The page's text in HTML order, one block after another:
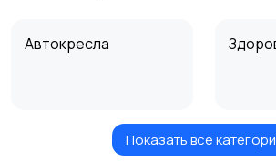
Автокресла
Игрушки и игры 1
Показать все